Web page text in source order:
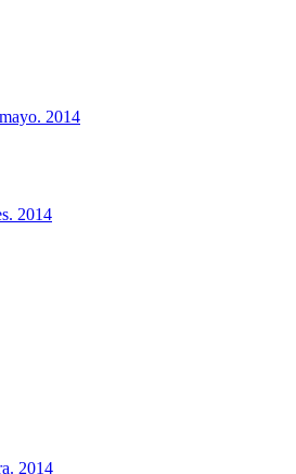
2014
2014
2014